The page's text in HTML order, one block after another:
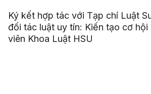
Ký kết hợp tác với Tạp chí Luật
đối tác luật uy tín: Kiến tạo cơ hội
viên Khoa Luật HSU